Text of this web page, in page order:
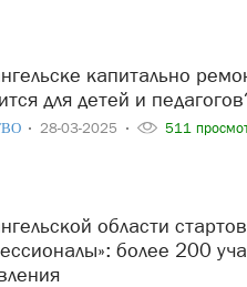
для детей и
28-03-2025 511
более 200